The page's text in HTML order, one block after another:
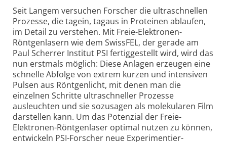
Seit Langem versuchen Forscher die ultra­schnellen
Prozesse, die tagein, tagaus in Proteinen ablaufen,
im Detail zu verstehen. Mit Freie-Elektronen-
Röntgen­lasern wie dem SwissFEL, der gerade am
Paul Scherrer Institut PSI fertig­gestellt wird, wird das
nun erstmals möglich: Diese Anlagen erzeugen eine
schnelle Abfolge von extrem kurzen und inten­siven
Pulsen aus Röntgen­licht, mit denen man die
einzelnen Schritte ultra­schneller Prozesse
ausleuchten und sie sozusagen als molekularen Film
darstellen kann. Um das Poten­zial der Freie-
Elektronen-Röntgen­laser optimal nutzen zu können,
entwickeln PSI-Forscher neue Ex­perimentier­